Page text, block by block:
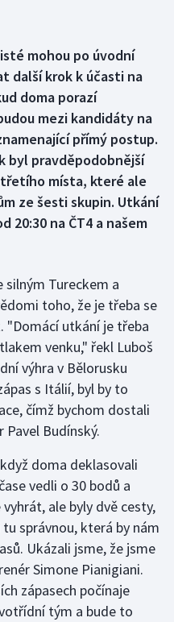
mohou po úvodní
další krok k účasti na
doma porazí
mezi kandidáty na
přímý postup.
byl pravděpodobnější
místa, které ale
ze šesti skupin. Utkání
20:30 na ČT4 a našem
silným Tureckem a
toho, že je třeba se
"Domácí utkání je třeba
venku," řekl Luboš
výhra v Bělorusku
s Itálií, byl by to
čímž bychom dostali
Budínský.
doma deklasovali
vedli o 30 bodů a
ale byly dvě cesty,
správnou, která by nám
Ukázali jsme, že jsme
Simone Pianigiani.
zápasech počínaje
tým a bude to